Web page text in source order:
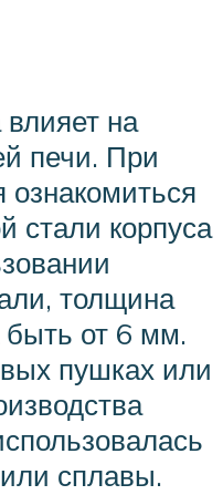
влияет на
печи. При
ознакомиться
стали корпуса
толщина
быть от 6 мм.
пушках или
сплавы.